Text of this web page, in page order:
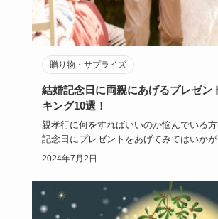
贈り物・サプライズ
結婚記念日に両親にあげるプレゼン
キング10選！
親孝行に何をすればいいのか悩んでいる
記念日にプレゼントをあげてみてはいか
記念日をこども…
2024年7月2日